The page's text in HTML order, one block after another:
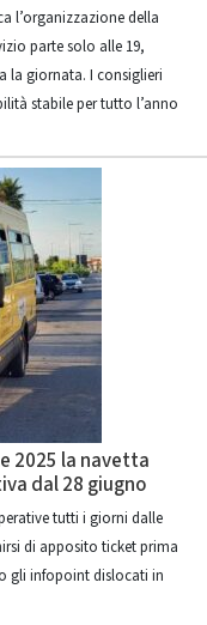
l’organizzazione della
parte solo alle 19,
la giornata. I consiglieri
stabile per tutto l’anno
2025 la navetta
dal 28 giugno
tutti i giorni dalle
di apposito ticket prima
gli infopoint dislocati in